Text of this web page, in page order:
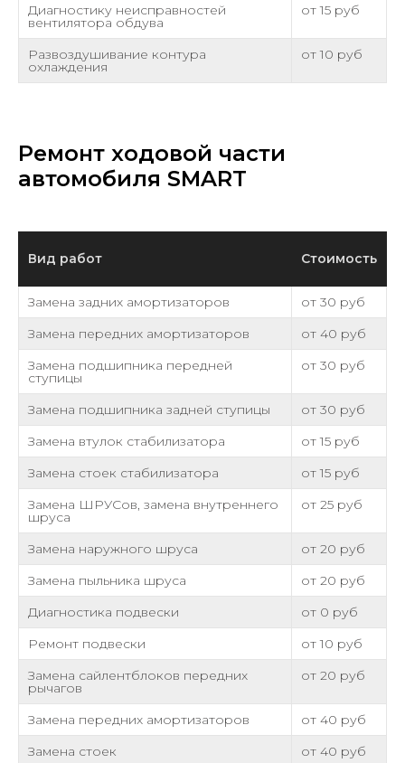
Диагностику неисправностей
вентилятора обдува
от 15 руб
Развоздушивание контура
охлаждения
от 10 руб
Ремонт ходовой части
автомобиля SMART
Вид работ Стоимость
Замена задних амортизаторов
от 30 руб
Замена передних амортизаторов
от 40 руб
Замена подшипника передней
ступицы
от 30 руб
Замена подшипника задней ступицы
от 30 руб
Замена втулок стабилизатора
от 15 руб
Замена стоек стабилизатора
от 15 руб
Замена ШРУСов, замена внутреннего
шруса
от 25 руб
Замена наружного шруса
от 20 руб
Замена пыльника шруса
от 20 руб
Диагностика подвески
от 0 руб
Ремонт подвески
от 10 руб
Замена сайлентблоков передних
рычагов
от 20 руб
Замена передних амортизаторов
от 40 руб
Замена стоек
от 40 руб